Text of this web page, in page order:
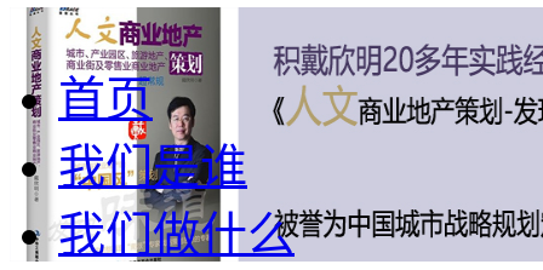
周意纯
张耀峰
周志坚首页
我们是谁
我们做什么